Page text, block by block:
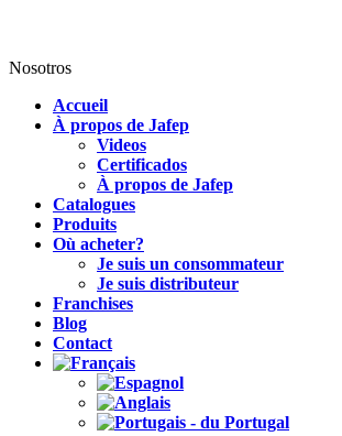
Nosotros
Accueil
À propos de Jafep
Videos
Certificados
À propos de Jafep
Catalogues
Produits
Où acheter?
Je suis un consommateur
Je suis distributeur
Franchises
Blog
Contact